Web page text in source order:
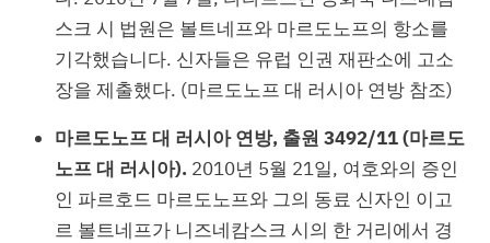
스크 시 법원은 볼트네프와 마르도노프의 항소를
기각했습니다. 신자들은 유럽 인권 재판소에 고소
장을 제출했다. (마르도노프 대 러시아 연방 참조)
마르도노프 대 러시아 연방, 출원 3492/11 (마르도
노프 대 러시아). 2010년 5월 21일, 여호와의 증인
인 파르호드 마르도노프와 그의 동료 신자인 이고
르 볼트네프가 니즈네캄스크 시의 한 거리에서 경